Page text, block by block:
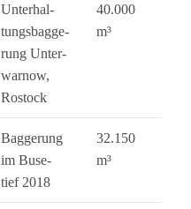
Unter­hal­
tungs­bag­ge­
rung Unter­
war­now,
Rostock
40.000
m³
Bag­ge­rung
im Buse­
tief 2018
32.150
m³